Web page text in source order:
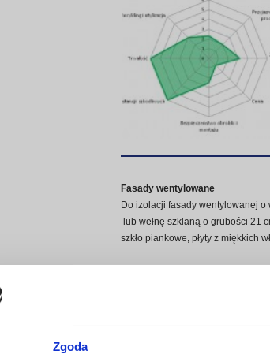
Zgoda
Fasady wentylowane
Do izolacji fasady wentylowanej
lub wełnę szklaną o grubości 21
szkło piankowe, płyty z miękkich